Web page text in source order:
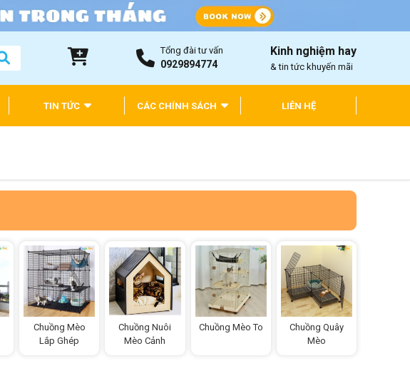
Tổng đài tư vấn
0929894774
Kinh nghiệm hay
& tin tức khuyến mãi
TIN TỨC CÁC CHÍNH SÁCH LIÊN HỆ
Chuồng Mèo
Lắp Ghép
Chuồng Nuôi
Mèo Cảnh
Chuồng Mèo To
Chuồng Quây
Mèo